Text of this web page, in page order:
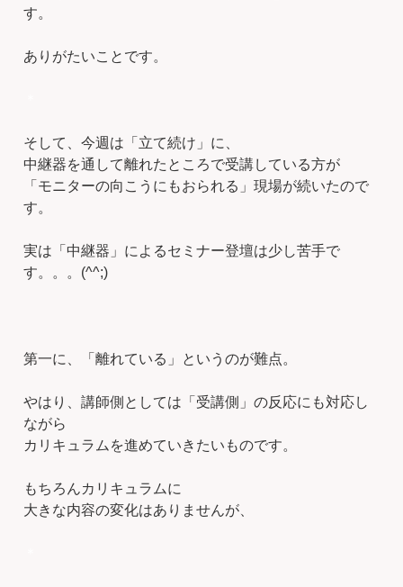
す。
ありがたいことです。
そして、今週は「立て続け」に、
中継器を通して離れたところで受講している方が
「モニターの向こうにもおられる」現場が続いたので
す。
実は「中継器」によるセミナー登壇は少し苦手で
す。。。(^^;)
第一に、「離れている」というのが難点。
やはり、講師側としては「受講側」の反応にも対応し
ながら
カリキュラムを進めていきたいものです。
もちろんカリキュラムに
大きな内容の変化はありませんが、